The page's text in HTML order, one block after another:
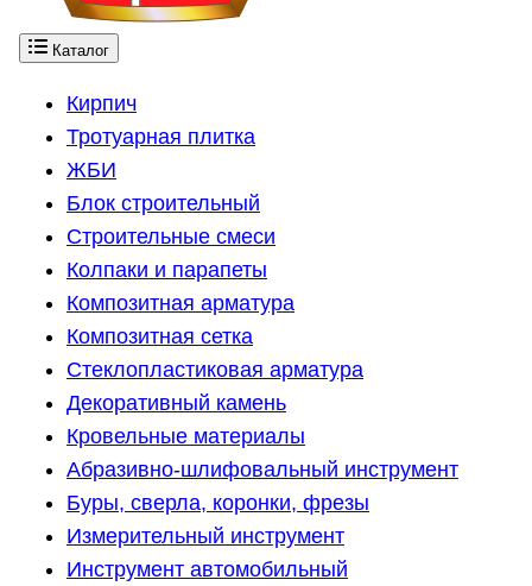
Каталог
Кирпич
Тротуарная плитка
ЖБИ
Блок строительный
Строительные смеси
Колпаки и парапеты
Композитная арматура
Композитная сетка
Стеклопластиковая арматура
Декоративный камень
Кровельные материалы
Абразивно-шлифовальный инструмент
Буры, сверла, коронки, фрезы
Измерительный инструмент
Инструмент автомобильный